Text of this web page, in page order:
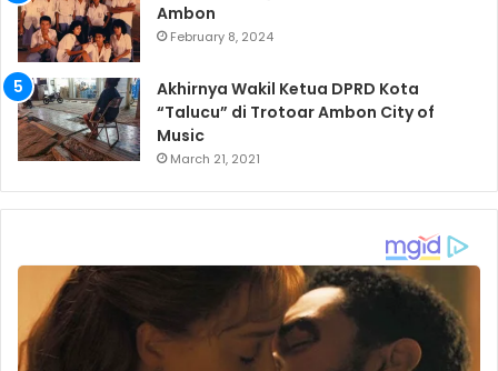
Ambon
February 8, 2024
Akhirnya Wakil Ketua DPRD Kota
“Talucu” di Trotoar Ambon City of
Music
March 21, 2021